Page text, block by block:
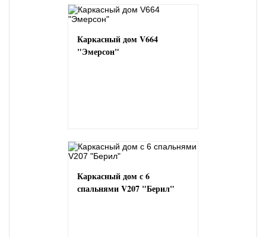
Каркасный дом V664
"Эмерсон"
Каркасный дом с 6
спальнями V207 "Берил"